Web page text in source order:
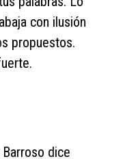
con ilusión
propuestos.
dice